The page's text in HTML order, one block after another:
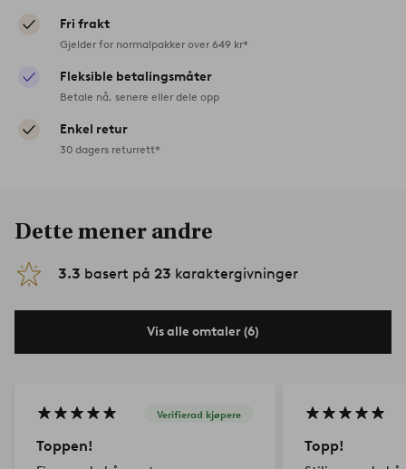
Fri frakt
Gjelder for normalpakker over 649 kr*
Fleksible betalingsmåter
Betale nå, senere eller dele opp
Enkel retur
30 dagers returrett*
Dette mener andre
3.3 basert på 23 karaktergivninger
Vis alle omtaler (6)
Verifierad kjøpere
Toppen! Topp!